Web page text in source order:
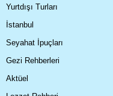
Yurtdışı Turları
İstanbul
Seyahat İpuçları
Gezi Rehberleri
Aktüel